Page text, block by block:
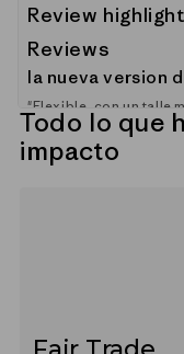
Review
Reviews
la nueva version
"Flexible, con un talle
manga y los detalles
combinacion para
—Andrés B.(
Todo lo que
impacto